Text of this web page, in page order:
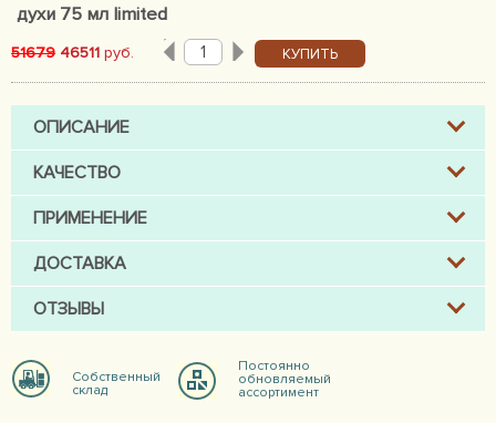
духи 75 мл limited
51679 46511 руб. КУПИТЬ
ОПИСАНИЕ
КАЧЕСТВО
ПРИМЕНЕНИЕ
ДОСТАВКА
ОТЗЫВЫ
Собственный
склад
Постоянно
обновляемый
ассортимент